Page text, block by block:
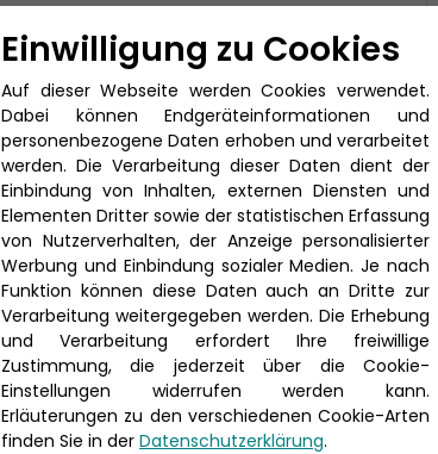
Einwilligung zu Cookies
Auf dieser Webseite werden Cookies verwendet.
Dabei können Endgeräteinformationen und
personenbezogene Daten erhoben und verarbeitet
werden. Die Verarbeitung dieser Daten dient der
Einbindung von Inhalten, externen Diensten und
Elementen Dritter sowie der statistischen Erfassung
von Nutzerverhalten, der Anzeige personalisierter
Werbung und Einbindung sozialer Medien. Je nach
Funktion können diese Daten auch an Dritte zur
Verarbeitung weitergegeben werden. Die Erhebung
und Verarbeitung erfordert Ihre freiwillige
Zustimmung, die jederzeit über die Cookie-
Einstellungen widerrufen werden kann.
Erläuterungen zu den verschiedenen Cookie-Arten
finden Sie in der Datenschutzerklärung.